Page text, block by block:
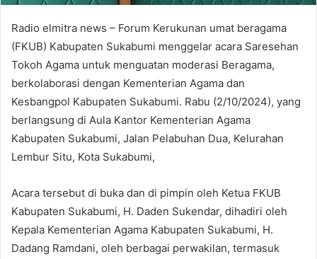
Radio elmitra news – Forum Kerukunan umat beragama
(FKUB) Kabupaten Sukabumi menggelar acara Saresehan
Tokoh Agama untuk menguatan moderasi Beragama,
berkolaborasi dengan Kementerian Agama dan
Kesbangpol Kabupaten Sukabumi. Rabu (2/10/2024), yang
berlangsung di Aula Kantor Kementerian Agama
Kabupaten Sukabumi, Jalan Pelabuhan Dua, Kelurahan
Lembur Situ, Kota Sukabumi,
Acara tersebut di buka dan di pimpin oleh Ketua FKUB
Kabupaten Sukabumi, H. Daden Sukendar, dihadiri oleh
Kepala Kementerian Agama Kabupaten Sukabumi, H.
Dadang Ramdani, oleh berbagai perwakilan, termasuk